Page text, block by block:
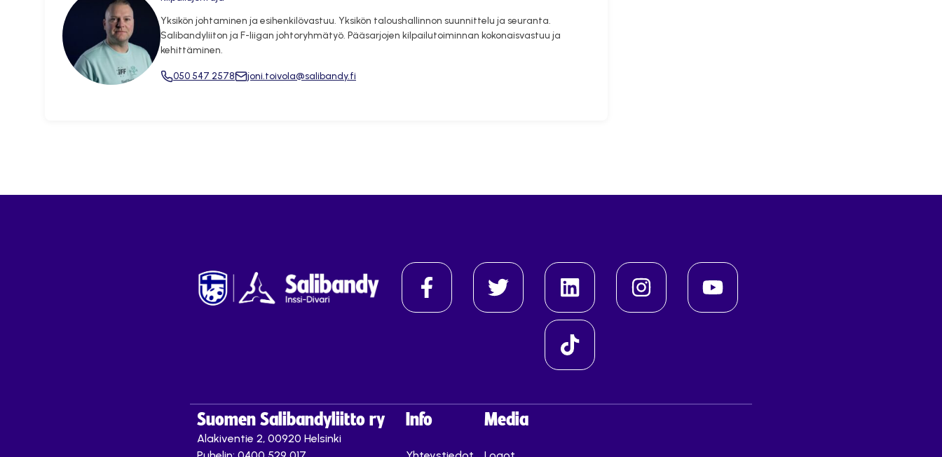
Yksikön johtaminen ja esihenkilövastuu. Yksikön taloushallinnon suunnittelu ja seuranta.
Salibandyliiton ja F-liigan johtoryhmätyö. Pääsarjojen kilpailutoiminnan kokonaisvastuu ja
kehittäminen.
050 547 2578 joni.toivola@salibandy.fi
Suomen Salibandyliitto ry
Alakiventie 2, 00920 Helsinki
Info Media